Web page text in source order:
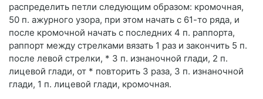
распределить петли следующим образом: кромочная,
50 п. ажурного узора, при этом начать с 61-то ряда, и
после кромочной начать с последних 4 п. раппорта,
раппорт между стрелками вязать 1 раз и закончить 5 п.
после левой стрелки, * 3 п. изнаночной глади, 2 п.
лицевой глади, от * повторить 3 раза, 3 п. изнаночной
глади, 1 п. лицевой глади, кромочная.